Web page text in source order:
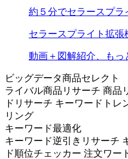
約５分でセラースプラ
セラースプライト拡張
動画＋図解紹介、もっ
ビッグデータ商品セレクト
ライバル商品リサーチ 商品
ドリサーチ キーワードトレ
リング
キーワード最適化
キーワード逆引きリサーチ
ド順位チェッカー 注文ワー